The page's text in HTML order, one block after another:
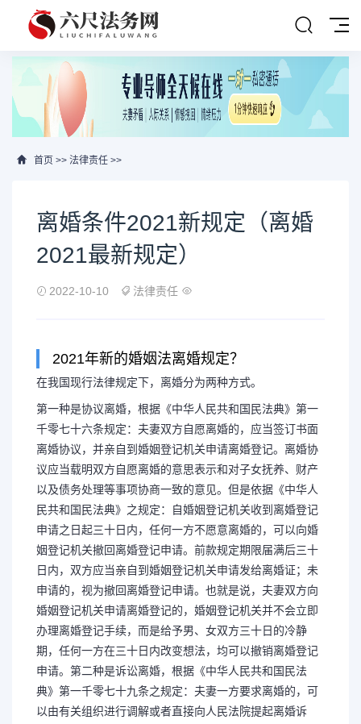
首页 >> 法律责任 >>
离婚条件2021新规定（离婚
2021最新规定）
2022-10-10 法律责任
2021年新的婚姻法离婚规定？
在我国现行法律规定下，离婚分为两种方式。
第一种是协议离婚，根据《中华人民共和国民法典》第一
千零七十六条规定：夫妻双方自愿离婚的，应当签订书面
离婚协议，并亲自到婚姻登记机关申请离婚登记。离婚协
议应当载明双方自愿离婚的意思表示和对子女抚养、财产
以及债务处理等事项协商一致的意见。但是依据《中华人
民共和国民法典》之规定：自婚姻登记机关收到离婚登记
申请之日起三十日内，任何一方不愿意离婚的，可以向婚
姻登记机关撤回离婚登记申请。前款规定期限届满后三十
日内，双方应当亲自到婚姻登记机关申请发给离婚证；未
申请的，视为撤回离婚登记申请。也就是说，夫妻双方向
婚姻登记机关申请离婚登记的，婚姻登记机关并不会立即
办理离婚登记手续，而是给予男、女双方三十日的冷静
期，任何一方在三十日内改变想法，均可以撤销离婚登记
申请。第二种是诉讼离婚，根据《中华人民共和国民法
典》第一千零七十九条之规定：夫妻一方要求离婚的，可
以由有关组织进行调解或者直接向人民法院提起离婚诉
离婚条件2021新规定（
定）
2021年新的婚姻法离婚规定？
离婚分为两种方式。第一种是协议
和国民法典》第一千零七十六条规
的，应当签订...